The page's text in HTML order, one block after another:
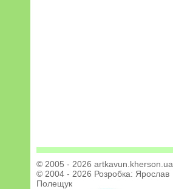
© 2005 - 2026 artkavun.kherson.ua
© 2004 - 2026 Розробка: Ярослав
Полещук